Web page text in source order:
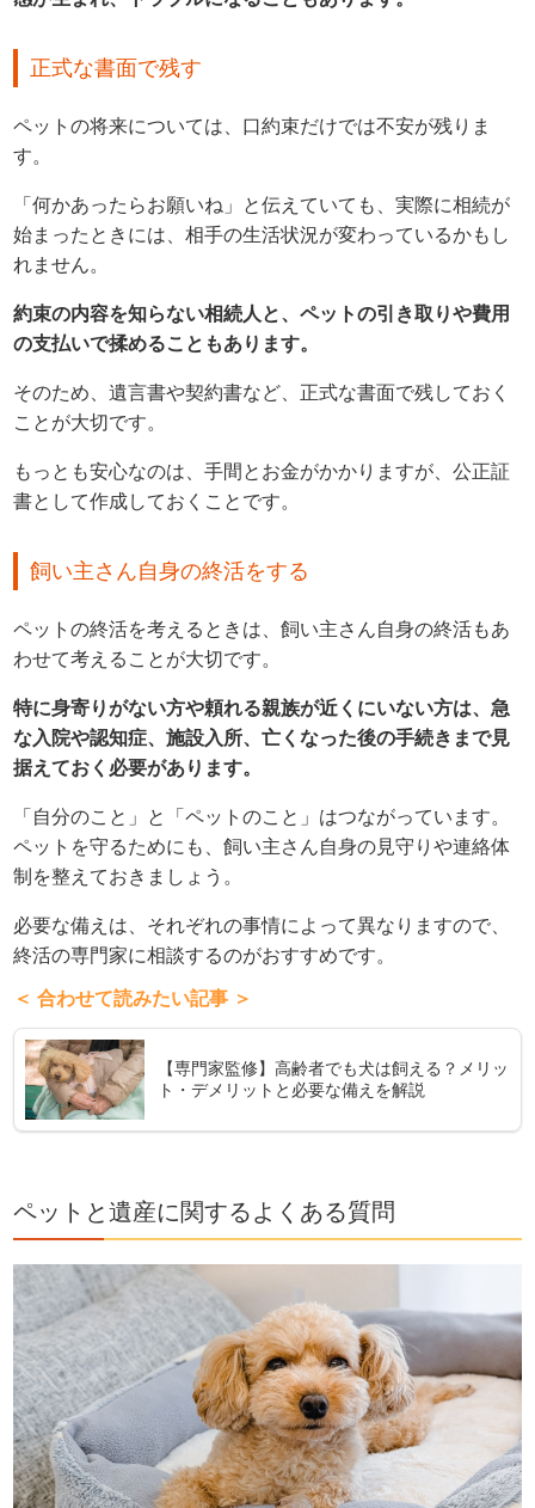
正式な書面で残す
ペットの将来については、口約束だけでは不安が残りま
す。
「何かあったらお願いね」と伝えていても、実際に相続が
始まったときには、相手の生活状況が変わっているかもし
れません。
約束の内容を知らない相続人と、ペットの引き取りや費用
の支払いで揉めることもあります。
そのため、遺言書や契約書など、正式な書面で残しておく
ことが大切です。
もっとも安心なのは、手間とお金がかかりますが、公正証
書として作成しておくことです。
飼い主さん自身の終活をする
ペットの終活を考えるときは、飼い主さん自身の終活もあ
わせて考えることが大切です。
特に身寄りがない方や頼れる親族が近くにいない方は、急
な入院や認知症、施設入所、亡くなった後の手続きまで見
据えておく必要があります。
「自分のこと」と「ペットのこと」はつながっています。
ペットを守るためにも、飼い主さん自身の見守りや連絡体
制を整えておきましょう。
必要な備えは、それぞれの事情によって異なりますので、
終活の専門家に相談するのがおすすめです。
＜ 合わせて読みたい記事 ＞
【専門家監修】高齢者でも犬は飼える？メリッ
ト・デメリットと必要な備えを解説
ペットと遺産に関するよくある質問